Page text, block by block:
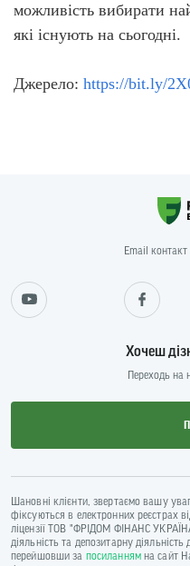
можливість вибирати
які існують на сьогодні.
Джерело: https://bit.ly/
Email
Хочеш
Переходь на
Шановні клієнти, звертаємо вашу
фіксуються в електронних реєстрах
ліцензії ТОВ "ФРІДОМ ФІНАНС
діяльність та депозитарну
перейшовши за посиланнямна сайт